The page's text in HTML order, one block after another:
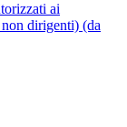
ai
dirigenti) (da